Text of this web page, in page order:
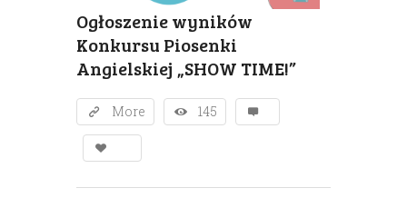
Ogłoszenie wyników
Konkursu Piosenki
Angielskiej „SHOW TIME!”
More 145